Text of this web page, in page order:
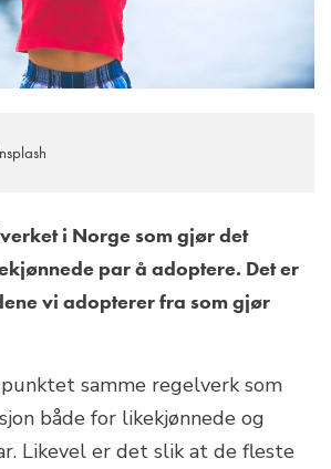
i Norge som gjør det
par å adoptere. Det er
vi adopterer fra som gjør
samme regelverk som
både for likekjønnede og
Likevel er det slik at de fleste